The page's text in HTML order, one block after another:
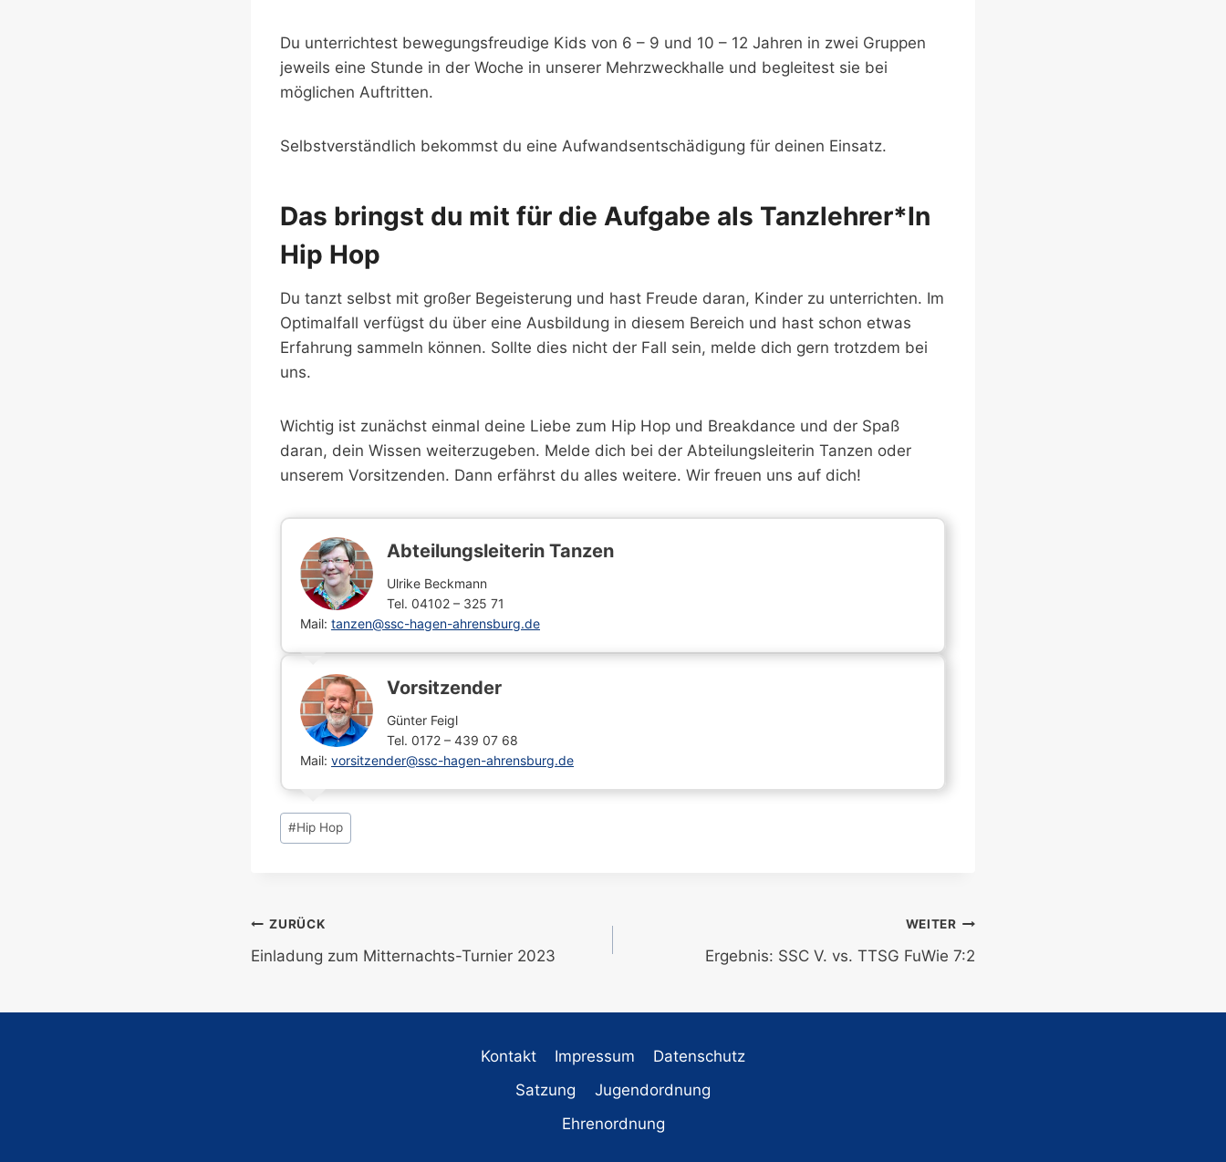
Du unterrichtest bewegungsfreudige Kids von 6 – 9 und 10 – 12 Jahren in zwei Gruppen
jeweils eine Stunde in der Woche in unserer Mehrzweckhalle und begleitest sie bei
möglichen Auftritten.
Selbstverständlich bekommst du eine Aufwandsentschädigung für deinen Einsatz.
Das bringst du mit für die Aufgabe als Tanzlehrer*In
Hip Hop
Du tanzt selbst mit großer Begeisterung und hast Freude daran, Kinder zu unterrichten. Im
Optimalfall verfügst du über eine Ausbildung in diesem Bereich und hast schon etwas
Erfahrung sammeln können. Sollte dies nicht der Fall sein, melde dich gern trotzdem bei
uns.
Wichtig ist zunächst einmal deine Liebe zum Hip Hop und Breakdance und der Spaß
daran, dein Wissen weiterzugeben. Melde dich bei der Abteilungsleiterin Tanzen oder
unserem Vorsitzenden. Dann erfährst du alles weitere. Wir freuen uns auf dich!
Abteilungsleiterin Tanzen
Ulrike Beckmann
Tel. 04102 – 325 71
Mail: tanzen@ssc-hagen-ahrensburg.de
Vorsitzender
Günter Feigl
Tel. 0172 – 439 07 68
Mail: vorsitzender@ssc-hagen-ahrensburg.de
Schlagworte:
#Hip Hop
Beitragsnavigation
ZURÜCK
Einladung zum Mitternachts-Turnier 2023
WEITER
Ergebnis: SSC V. vs. TTSG FuWie 7:2
Kontakt Impressum
Datenschutz
Satzung
Jugendordnung
Ehrenordnung